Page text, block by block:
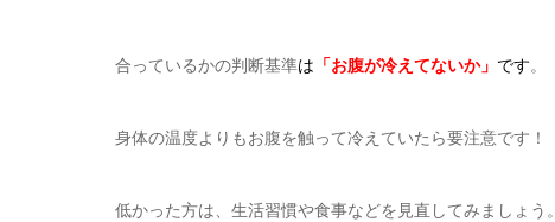
合っているかの判断基準は 「お腹が冷えてないか」 です。
身体の温度よりもお腹を触って冷えていたら要注意です！
低かった方は、生活習慣や食事などを見直してみましょう。